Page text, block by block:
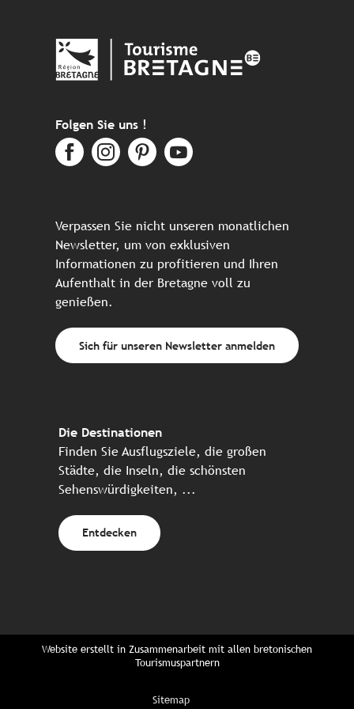
Folgen Sie uns !
Verpassen Sie nicht unseren monatlichen
Newsletter, um von exklusiven
Informationen zu profitieren und Ihren
Aufenthalt in der Bretagne voll zu
genießen.
Sich für unseren Newsletter anmelden
Die Destinationen
Finden Sie Ausflugsziele, die großen
Städte, die Inseln, die schönsten
Sehenswürdigkeiten, ...
Entdecken
Website erstellt in Zusammenarbeit mit allen bretonischen
Tourismuspartnern
Sitemap